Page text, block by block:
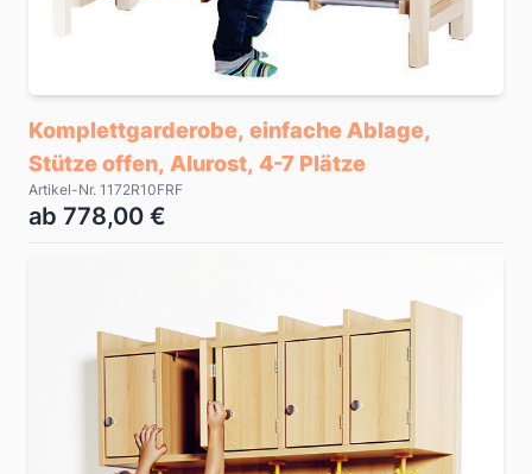
Komplettgarderobe, einfache Ablage,
Stütze offen, Alurost, 4-7 Plätze
Artikel-Nr. 1172R10FRF
ab 778,00 €